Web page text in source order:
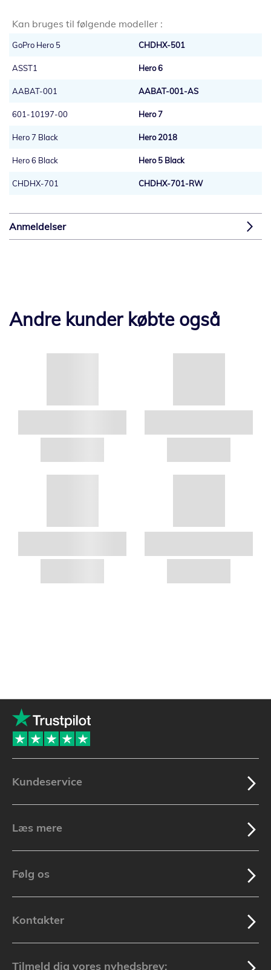
Kan bruges til følgende modeller :
GoPro Hero 5 CHDHX-501
ASST1 Hero 6
AABAT-001 AABAT-001-AS
601-10197-00 Hero 7
Hero 7 Black Hero 2018
Hero 6 Black Hero 5 Black
CHDHX-701 CHDHX-701-RW
Anmeldelser
Andre kunder købte også
Kundeservice
Læs mere
Følg os
Kontakter
Tilmeld dig vores nyhedsbrev: